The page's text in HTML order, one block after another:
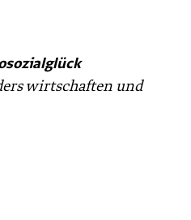
wirtschaften und